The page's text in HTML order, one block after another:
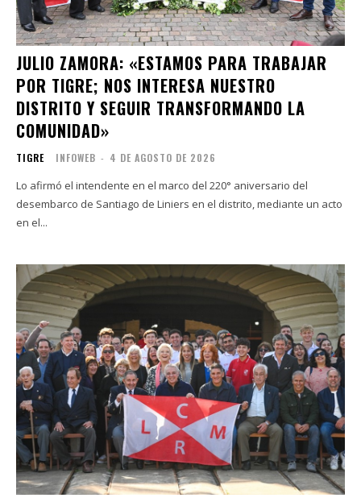
JULIO ZAMORA: «ESTAMOS PARA TRABAJAR
POR TIGRE; NOS INTERESA NUESTRO
DISTRITO Y SEGUIR TRANSFORMANDO LA
COMUNIDAD»
TIGRE INFOWEB - 4 DE AGOSTO DE 2026
Lo afirmó el intendente en el marco del 220° aniversario del
desembarco de Santiago de Liniers en el distrito, mediante un acto
en el...